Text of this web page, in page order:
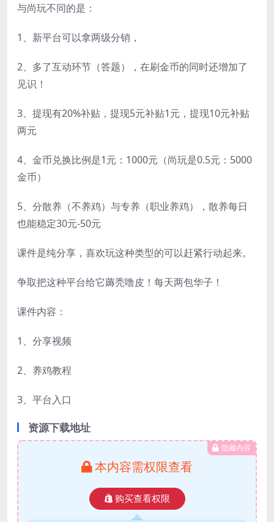
与尚玩不同的是：
1、新平台可以拿两级分销，
2、多了互动环节（答题），在刷金币的同时还增加了
见识！
3、提现有20%补贴，提现5元补贴1元，提现10元补贴
两元
4、金币兑换比例是1元：1000元（尚玩是0.5元：5000
金币）
5、分散养（不养鸡）与专养（职业养鸡），散养每日
也能稳定30元-50元
课件是纯分享，喜欢玩这种类型的可以赶紧行动起来。
争取把这种平台给它薅秃噜皮！每天两包华子！
课件内容：
1、分享视频
2、养鸡教程
3、平台入口
资源下载地址
隐藏内容
本内容需权限查看
购买查看权限